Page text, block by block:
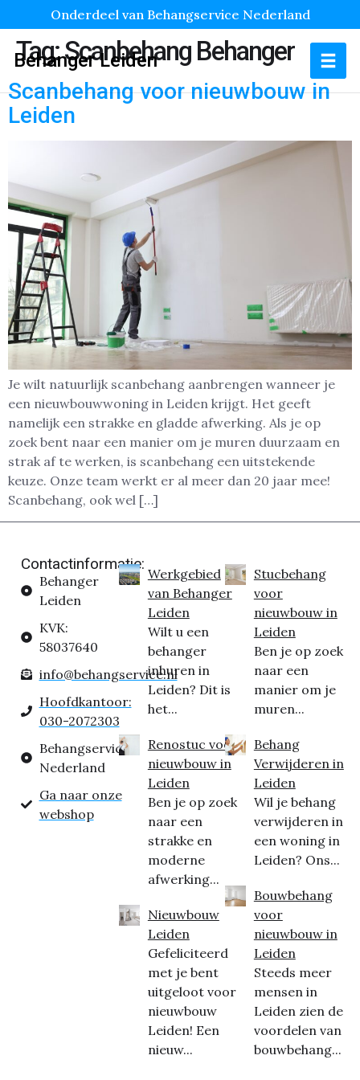
Onderdeel van Behangservice Nederland
Behanger Leiden
Tag:Scanbehang Behanger
Scanbehang voor nieuwbouw in
Leiden
Je wilt natuurlijk scanbehang aanbrengen wanneer je
een nieuwbouwwoning in Leiden krijgt. Het geeft
namelijk een strakke en gladde afwerking. Als je op
zoek bent naar een manier om je muren duurzaam en
strak af te werken, is scanbehang een uitstekende
keuze. Onze team werkt er al meer dan 20 jaar mee!
Scanbehang, ook wel […]
Contactinformatie:
Behanger
Leiden
KVK:
58037640
info@behangservice.nl
Hoofdkantoor:
030-2072303
Behangservice
Nederland
Ga naar onze
webshop
Werkgebied
van Behanger
Leiden
Wilt u een
behanger
inhuren in
Leiden? Dit is
het...
Renostuc voor
nieuwbouw in
Leiden
Ben je op zoek
naar een
strakke en
moderne
afwerking...
Nieuwbouw
Leiden
Gefeliciteerd
met je bent
uitgeloot voor
nieuwbouw
Leiden! Een
nieuw...
Stucbehang
voor
nieuwbouw in
Leiden
Ben je op zoek
naar een
manier om je
muren...
Behang
Verwijderen in
Leiden
Wil je behang
verwijderen in
een woning in
Leiden? Ons...
Bouwbehang
voor
nieuwbouw in
Leiden
Steeds meer
mensen in
Leiden zien de
voordelen van
bouwbehang...